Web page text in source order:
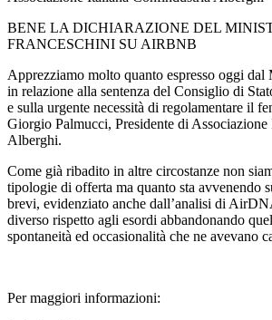
BENE LA DICHIARAZIONE DEL
FRANCESCHINI SU AIRBNB‎
Apprezziamo molto quanto espresso oggi dal
in relazione alla sentenza del Consiglio di
e sulla urgente necessità di regolamentare il
Giorgio Palmucci, Presidente di
Alberghi.
Come già ribadito in altre circostanze non
tipologie di offerta ma quanto sta avvenendo
brevi, evidenziato anche dall’analisi di
diverso rispetto agli esordi abbandonando
spontaneità ed occasionalità che ne avevano
Per maggiori informazioni: